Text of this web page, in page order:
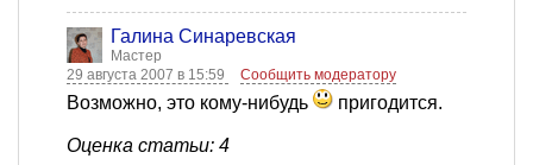
Галина Синаревская
Мастер
29 августа 2007 в 15:59
Сообщить модератору
Возможно, это кому-нибудь пригодится.
Оценка статьи: 4